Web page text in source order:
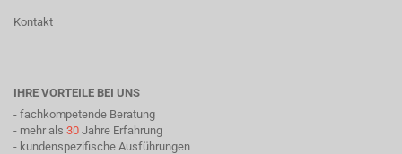
Kontakt
IHRE VORTEILE BEI UNS
- fachkompetende Beratung
- mehr als 30 Jahre Erfahrung
- kundenspezifische Ausführungen